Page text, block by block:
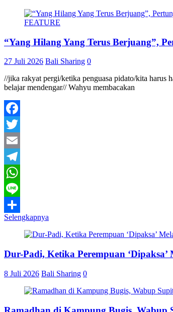
FEATURE
“Yang Hilang Yang Terus Berjuang”,
27 Juli 2026 Bali Sharing 0
//jika rakyat pergi/ketika penguasa pidato/kita harus
belajar mendengar// Wahyu membacakan
Facebook
Twitter
Email
Telegram
WhatsApp
Line
Share
Selengkapnya
Dur-Padi, Ketika Perempuan ‘Dipaksa’
8 Juli 2026 Bali Sharing 0